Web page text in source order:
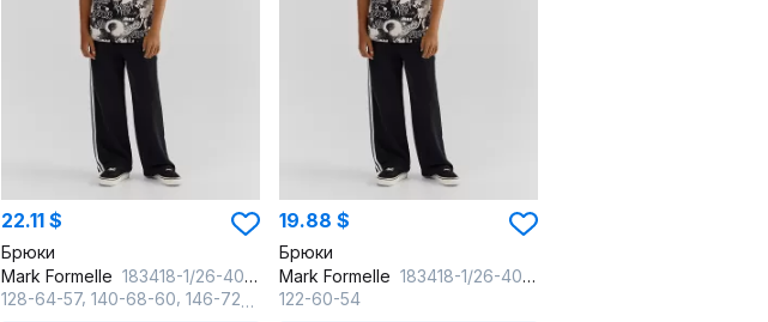
22.11 $
Брюки
Mark Formelle 183418-1/26-40621Ц-2 черный
128-64-57, 140-68-60 146-72-63 134-68-60
19.88 $
Брюки
Mark Formelle 183418-1/26-40620Ц-2 черный
122-60-54